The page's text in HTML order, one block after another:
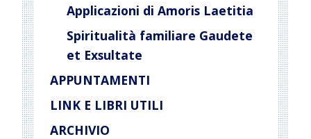
Applicazioni di Amoris Laetitia
Spiritualità familiare Gaudete
et Exsultate
APPUNTAMENTI
LINK E LIBRI UTILI
ARCHIVIO